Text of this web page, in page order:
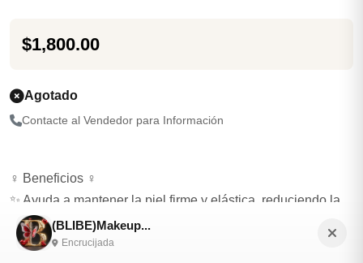
(BLIBE)Makeup...
Encrucijada
$1,800.00
Agotado
Contacte al Vendedor para Información
‍♀️ Beneficios ‍♀️
✨ Ayuda a mantener la piel firme y elástica, reduciendo la
aparición de arrugas y líneas de expresión.
✨ Actúa como un exfoliante suave, eliminando las células